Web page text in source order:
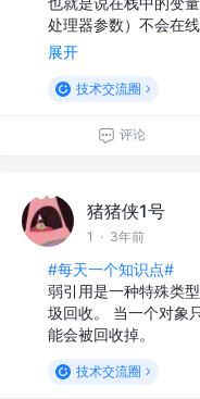
处理器参数）不会在
展开
技术交流圈
评论
猪猪侠1号
1 · 3年前
#每天一个知识点#
弱引用是一种特殊类
圾回收。 当一个对象
能会被回收掉。
技术交流圈